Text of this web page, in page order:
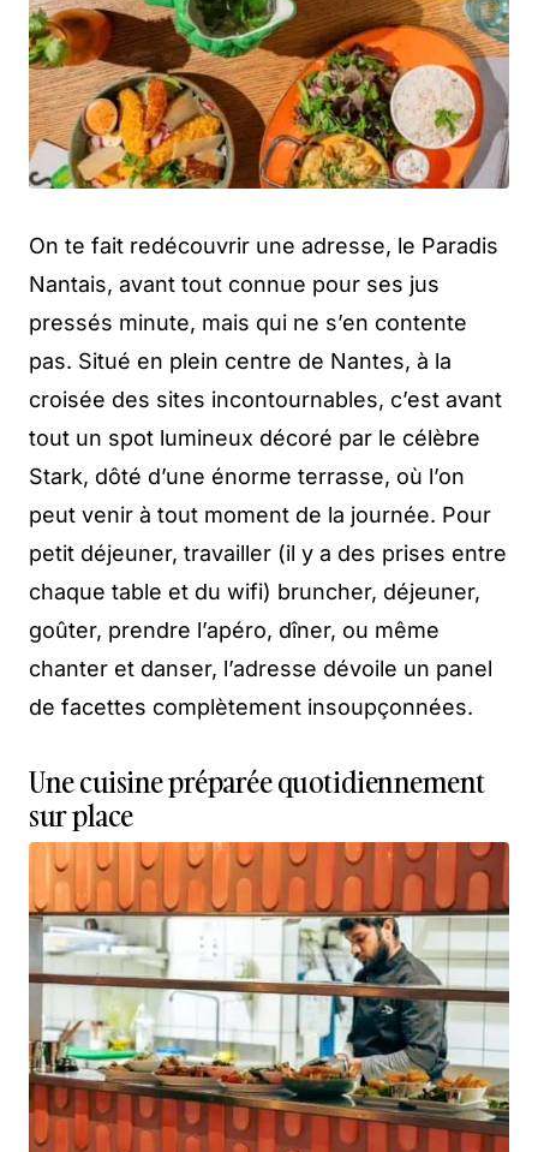
On te fait redécouvrir une adresse, le Paradis
Nantais, avant tout connue pour ses jus
pressés minute, mais qui ne s’en contente
pas. Situé en plein centre de Nantes, à la
croisée des sites incontournables, c’est avant
tout un spot lumineux décoré par le célèbre
Stark, dôté d’une énorme terrasse, où l’on
peut venir à tout moment de la journée. Pour
petit déjeuner, travailler (il y a des prises entre
chaque table et du wifi) bruncher, déjeuner,
goûter, prendre l’apéro, dîner, ou même
chanter et danser, l’adresse dévoile un panel
de facettes complètement insoupçonnées.
Une cuisine préparée quotidiennement
sur place